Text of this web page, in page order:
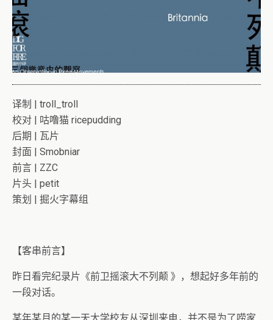
译制 | troll_troll
校对 | 咕噜猫 ricepudding
后期 | 瓦片
封面 | Smobniar
前言 | ZZC
片头 | petit
策划 | 掘火字幕组
【客串前言】
昨日看完纪录片《前卫摇滚大不列颠 》，想起好多年前的
一段对话。